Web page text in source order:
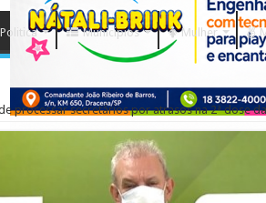
Politica Municipios Mulher
processar secretários por atrasos na 2ª dose